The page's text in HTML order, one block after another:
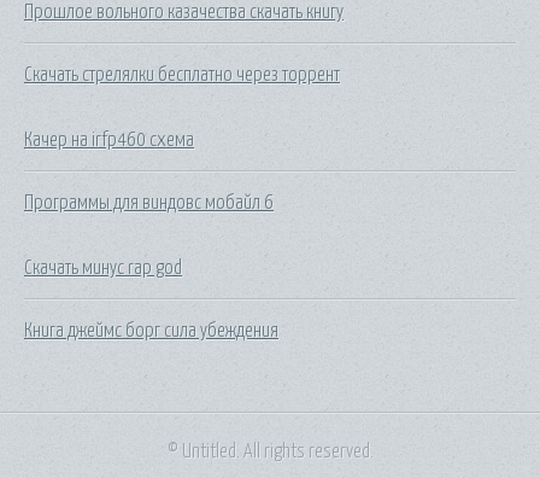
Прошлое вольного казачества скачать книгу
Скачать стрелялки бесплатно через торрент
Качер на irfp460 схема
Программы для виндовс мобайл 6
Скачать минус rap god
Книга джеймс борг сила убеждения
© Untitled. All rights reserved.